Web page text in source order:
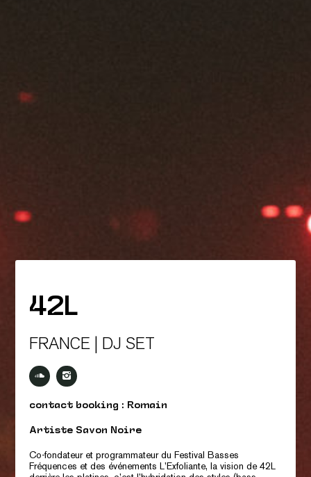
42L
FRANCE | DJ SET
contact booking : Romain
Artiste Savon Noire
Co-fondateur et programmateur du Festival Basses
Fréquences et des événements L’Exfoliante, la vision de 42L